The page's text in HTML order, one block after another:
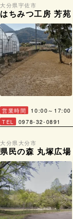
大分県宇佐市
はちみつ工房 芳苑
営業時間
10:00～17:00
TEL
0978-32-0891
大分県 大分市
県民の森 丸塚広